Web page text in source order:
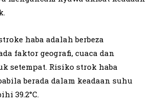
haba adalah berbeza
faktor geografi, cuaca dan
setempat. Risiko strok haba
berada dalam keadaan suhu
39.2°C.